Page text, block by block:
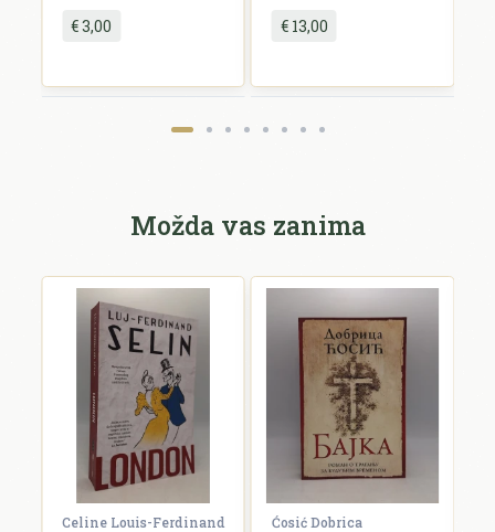
€ 3,00 € 13,00
Možda vas zanima
Celine Louis-Ferdinand Ćosić Dobrica